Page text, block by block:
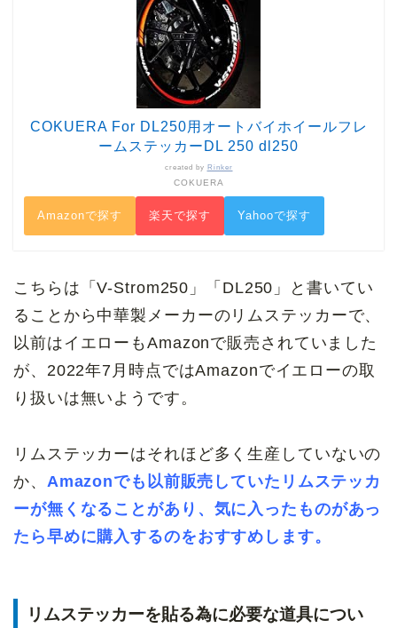
COKUERA For DL250用オートバイホイールフレ
ームステッカーDL 250 dl250
created by Rinker
COKUERA
Amazonで探す 楽天で探す Yahooで探す
こちらは「V-Strom250」「DL250」と書いてい
ることから中華製メーカーのリムステッカーで、
以前はイエローもAmazonで販売されていました
が、2022年7月時点ではAmazonでイエローの取
り扱いは無いようです。
リムステッカーはそれほど多く生産していないの
か、 Amazonでも以前販売していたリムステッカ
ーが無くなることがあり、気に入ったものがあっ
たら早めに購入するのをおすすめします。
リムステッカーを貼る為に必要な道具につい